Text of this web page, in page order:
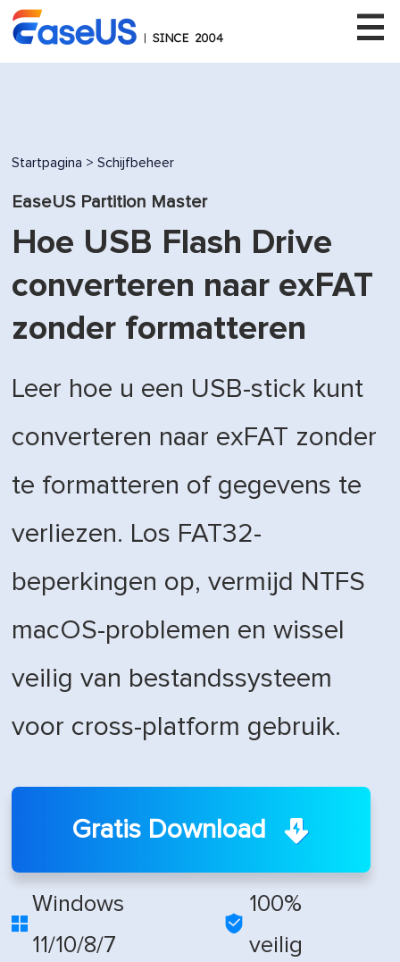
Startpagina > Schijfbeheer
EaseUS Partition Master
Hoe USB Flash Drive
converteren naar exFAT
zonder formatteren
Leer hoe u een USB-stick kunt
converteren naar exFAT zonder
te formatteren of gegevens te
verliezen. Los FAT32-
beperkingen op, vermijd NTFS
macOS-problemen en wissel
veilig van bestandssysteem
voor cross-platform gebruik.
Gratis Download

Windows
11/10/8/7

100%
veilig